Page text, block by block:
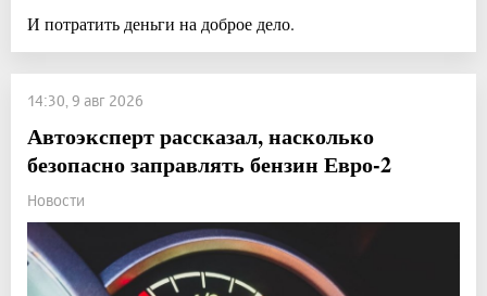
И потратить деньги на доброе дело.
14:30, 9 авг 2026
Автоэксперт рассказал, насколько
безопасно заправлять бензин Евро-2
Новости